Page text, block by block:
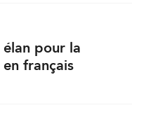
élan pour la
français